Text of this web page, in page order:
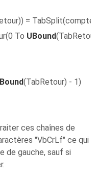
=
To UBound
(TabRetour) - 1)
ces chaînes de
"VbCrLf" ce qui
de gauche, sauf si